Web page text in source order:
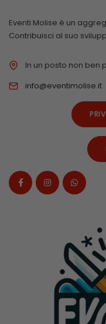
Eventi Molise è un
Contribuisci al suo
In un posto non ben
info@eventimolise.it